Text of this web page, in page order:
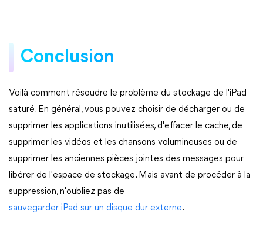
Conclusion
Voilà comment résoudre le problème du stockage de l'iPad
saturé. En général, vous pouvez choisir de décharger ou de
supprimer les applications inutilisées, d'effacer le cache, de
supprimer les vidéos et les chansons volumineuses ou de
supprimer les anciennes pièces jointes des messages pour
libérer de l'espace de stockage. Mais avant de procéder à la
suppression, n'oubliez pas de
sauvegarder iPad sur un disque dur externe.